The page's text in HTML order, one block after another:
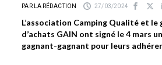
PAR LA RÉDACTION 27/03/2024
L’association Camping Qualité et le
d’achats GAIN ont signé le 4 mars
gagnant-gagnant pour leurs